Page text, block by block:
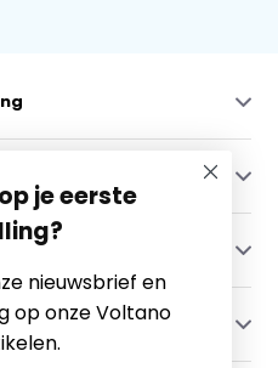
je eerste
nieuwsbrief en
op onze Voltano